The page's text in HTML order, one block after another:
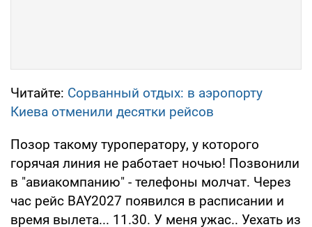
Читайте: Сорванный отдых: в аэропорту
Киева отменили десятки рейсов
Позор такому туроператору, у которого
горячая линия не работает ночью! Позвонили
в "авиакомпанию" - телефоны молчат. Через
час рейс BAY2027 появился в расписании и
время вылета... 11.30. У меня ужас.. Уехать из